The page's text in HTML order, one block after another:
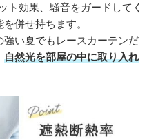
ト効果、騒音をガードしてく
併せ持ちます。
い夏でもレースカーテンだ
自然光を部屋の中に取り入れ